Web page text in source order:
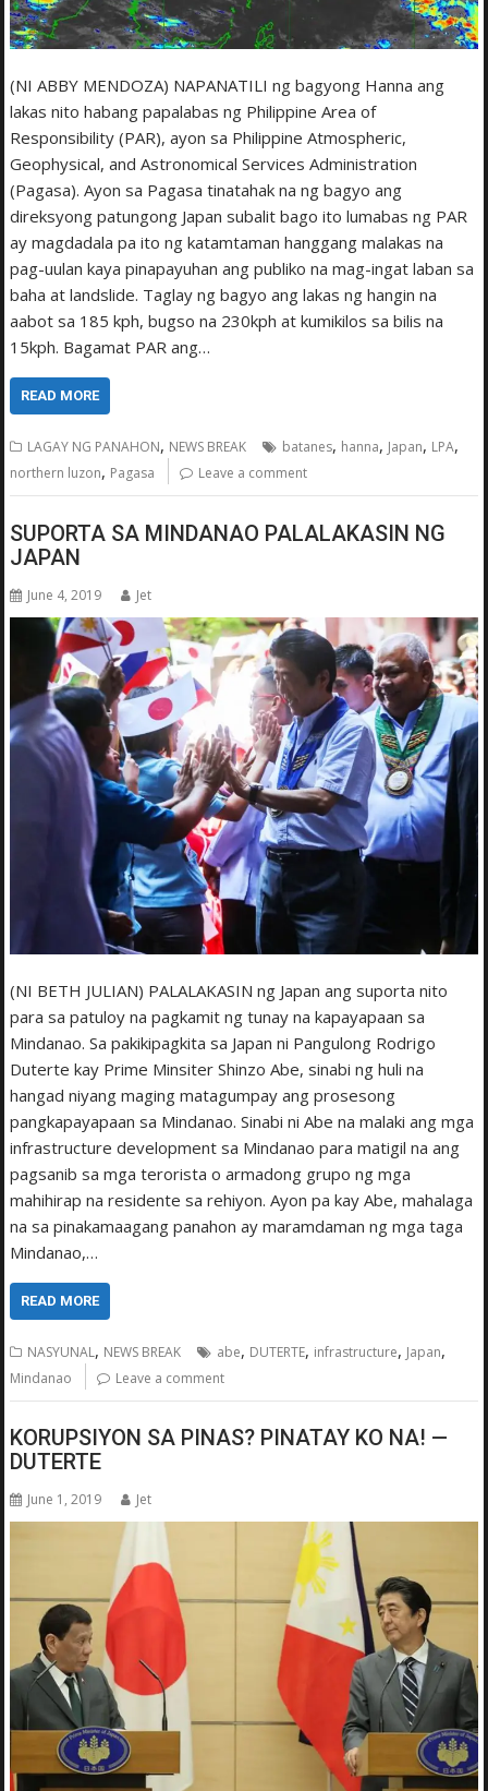
(NI ABBY MENDOZA) NAPANATILI ng bagyong Hanna ang
lakas nito habang papalabas ng Philippine Area of
Responsibility (PAR), ayon sa Philippine Atmospheric,
Geophysical, and Astronomical Services Administration
(Pagasa). Ayon sa Pagasa tinatahak na ng bagyo ang
direksyong patungong Japan subalit bago ito lumabas ng PAR
ay magdadala pa ito ng katamtaman hanggang malakas na
pag-uulan kaya pinapayuhan ang publiko na mag-ingat laban sa
baha at landslide. Taglay ng bagyo ang lakas ng hangin na
aabot sa 185 kph, bugso na 230kph at kumikilos sa bilis na
15kph. Bagamat PAR ang…
READ MORE
LAGAY NG PANAHON, NEWS BREAK batanes, hanna, Japan, LPA,
northern luzon, Pagasa Leave a comment
SUPORTA SA MINDANAO PALALAKASIN NG
JAPAN
June 4, 2019 Jet
(NI BETH JULIAN) PALALAKASIN ng Japan ang suporta nito
para sa patuloy na pagkamit ng tunay na kapayapaan sa
Mindanao. Sa pakikipagkita sa Japan ni Pangulong Rodrigo
Duterte kay Prime Minsiter Shinzo Abe, sinabi ng huli na
hangad niyang maging matagumpay ang prosesong
pangkapayapaan sa Mindanao. Sinabi ni Abe na malaki ang mga
infrastructure development sa Mindanao para matigil na ang
pagsanib sa mga terorista o armadong grupo ng mga
mahihirap na residente sa rehiyon. Ayon pa kay Abe, mahalaga
na sa pinakamaagang panahon ay maramdaman ng mga taga
Mindanao,…
READ MORE
NASYUNAL, NEWS BREAK abe, DUTERTE, infrastructure, Japan,
Mindanao Leave a comment
KORUPSIYON SA PINAS? PINATAY KO NA! —
DUTERTE
June 1, 2019 Jet